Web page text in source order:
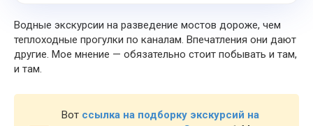
Водные экскурсии на разведение мостов дороже, чем
теплоходные прогулки по каналам. Впечатления они дают
другие. Мое мнение — обязательно стоит побывать и там,
и там.
Вот ссылка на подборку экскурсий на